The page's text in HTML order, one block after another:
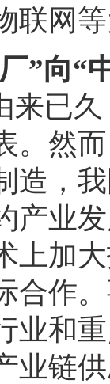
联网
”向“
来已
。然
造，
产业
上加
合作
业和
业链